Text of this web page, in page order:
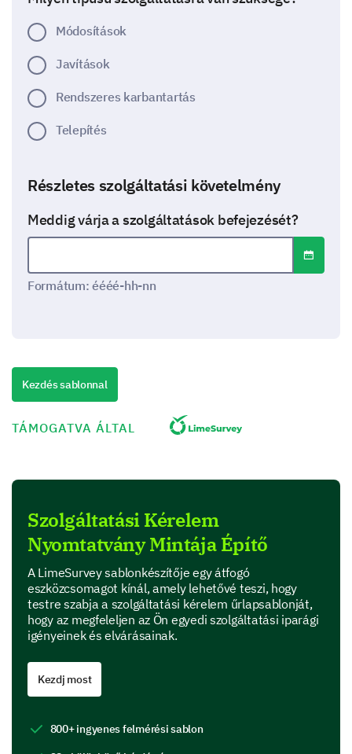
Módosítások
Javítások
Rendszeres karbantartás
Telepítés
Részletes szolgáltatási követelmény
Meddig várja a szolgáltatások befejezését?
Dátumformátum: éééé-hh-nn
Dátum-/
Formátum: éééé-hh-nn
Mikor áll általában rendelkezésre a
szolgáltatáshoz?
Hétköznapi reggelek
Hétvégék
Korábbi tapasztalatok és elvárások
Kérjük, ossza meg korábbi tapasztalatait
szolgáltatásainkkal, amelyek segíthetnek
abban, hogy jobban kiszolgálhassuk önt most.
Kezdés sablonnal
TÁMOGATVA ÁLTAL
Szolgáltatási Kérelem
Nyomtatvány Mintája Építő
A LimeSurvey sablonkészítője egy átfogó
eszközcsomagot kínál, amely lehetővé teszi, hogy
testre szabja a szolgáltatási kérelem űrlapsablonját,
hogy az megfeleljen az Ön egyedi szolgáltatási iparági
igényeinek és elvárásainak.
Kezdj most
800+ ingyenes felmérési sablon